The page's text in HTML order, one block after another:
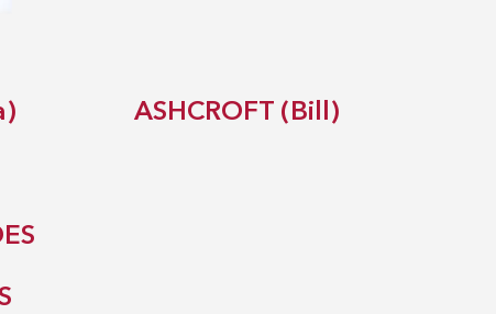
ASHCROFT (Bill)